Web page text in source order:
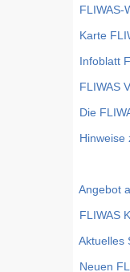
FLIWAS-
Karte
Infoblatt
FLIWAS
Die
Hinweise
Angebot
FLIWAS
Aktuelles
Neuen